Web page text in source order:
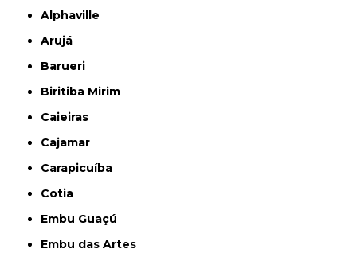
Alphaville
Arujá
Barueri
Biritiba Mirim
Caieiras
Cajamar
Carapicuíba
Cotia
Embu Guaçú
Embu das Artes